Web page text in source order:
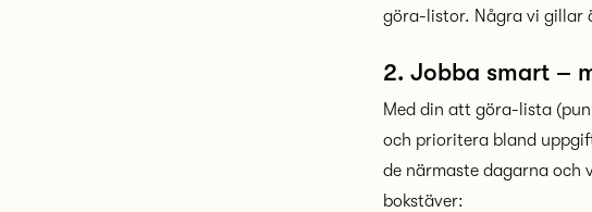
göra-listor. Några vi gillar
2. Jobba smart –
Med din att göra-lista
och prioritera bland
de närmaste dagarna och
bokstäver: